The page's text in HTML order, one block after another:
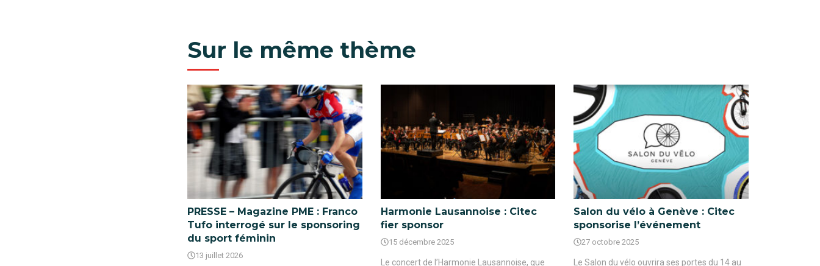
Sur le même thème
PRESSE – Magazine PME : Franco
Tufo interrogé sur le sponsoring
du sport féminin
13 juillet 2026
Harmonie Lausannoise : Citec
fier sponsor
15 décembre 2025
Le concert de l’Harmonie Lausannoise, que
Salon du vélo à Genève : Citec
sponsorise l’événement
27 octobre 2025
Le Salon du vélo ouvrira ses portes du 14 au